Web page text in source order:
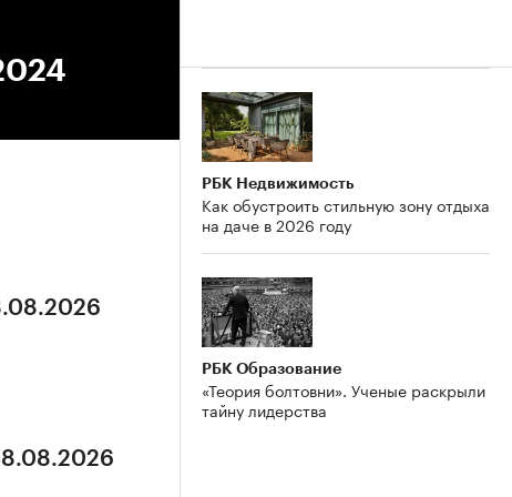
РБК Недвижимость
Как обустроить стильную зону отдыха
на даче в 2026 году
РБК Образование
«Теория болтовни». Ученые раскрыли
тайну лидерства